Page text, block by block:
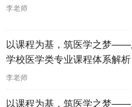
李老师
以课程为基，筑医学之梦——
学校医学类专业课程体系解析
李老师
以课程为基，筑医学之梦——